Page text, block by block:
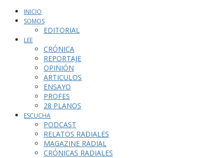
INICIO
SOMOS
EDITORIAL
LEE
CRÓNICA
REPORTAJE
OPINIÓN
ARTICULOS
ENSAYO
PROFES
28 PLANOS
ESCUCHA
PODCAST
RELATOS RADIALES
MAGAZINE RADIAL
CRÓNICAS RADIALES